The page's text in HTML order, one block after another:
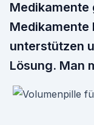
Medikamente
Medikamente
unterstützen
Lösung. Man